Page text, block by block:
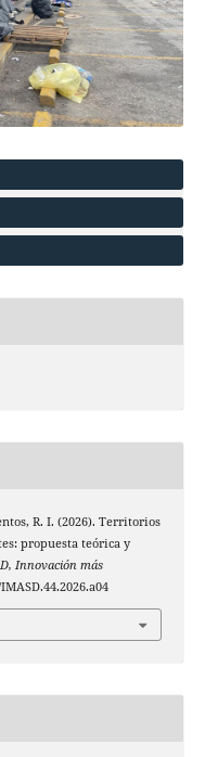
R. I. (2026). Territorios
propuesta teórica y
Innovación más